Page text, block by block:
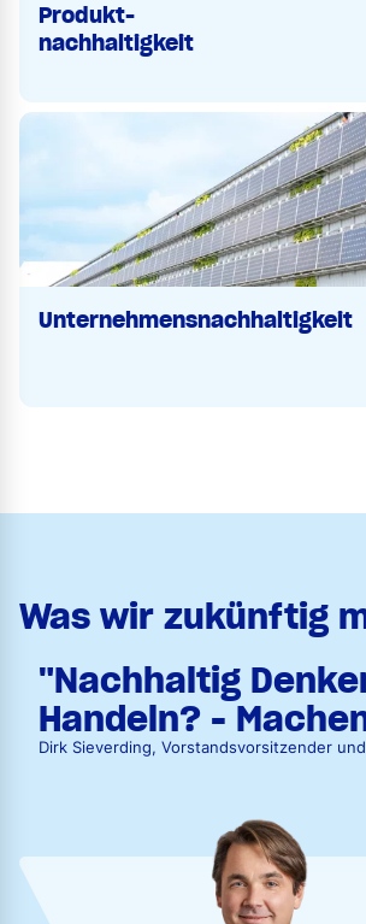
Produkt-
nachhaltigkeit
Unternehmensnachhaltigkeit
Was wir zukünftig
"Nachhaltig
Handeln? -
Dirk Sieverding, Vorstandsvorsitzender